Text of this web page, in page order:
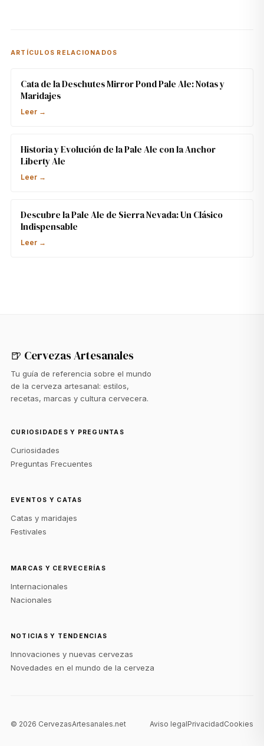
ARTÍCULOS RELACIONADOS
Cata de la Deschutes Mirror Pond Pale Ale: Notas y
Maridajes
Leer →
Historia y Evolución de la Pale Ale con la Anchor
Liberty Ale
Leer →
Descubre la Pale Ale de Sierra Nevada: Un Clásico
Indispensable
Leer →
🍺 Cervezas Artesanales
Tu guía de referencia sobre el mundo
de la cerveza artesanal: estilos,
recetas, marcas y cultura cervecera.
CURIOSIDADES Y PREGUNTAS
Curiosidades
Preguntas Frecuentes
EVENTOS Y CATAS
Catas y maridajes
Festivales
MARCAS Y CERVECERÍAS
Internacionales
Nacionales
NOTICIAS Y TENDENCIAS
Innovaciones y nuevas cervezas
Novedades en el mundo de la cerveza
© 2026 CervezasArtesanales.net Aviso legalPrivacidadCookies